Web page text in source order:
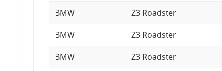
BMW Z3 Roadster
BMW Z3 Roadster
BMW Z3 Roadster